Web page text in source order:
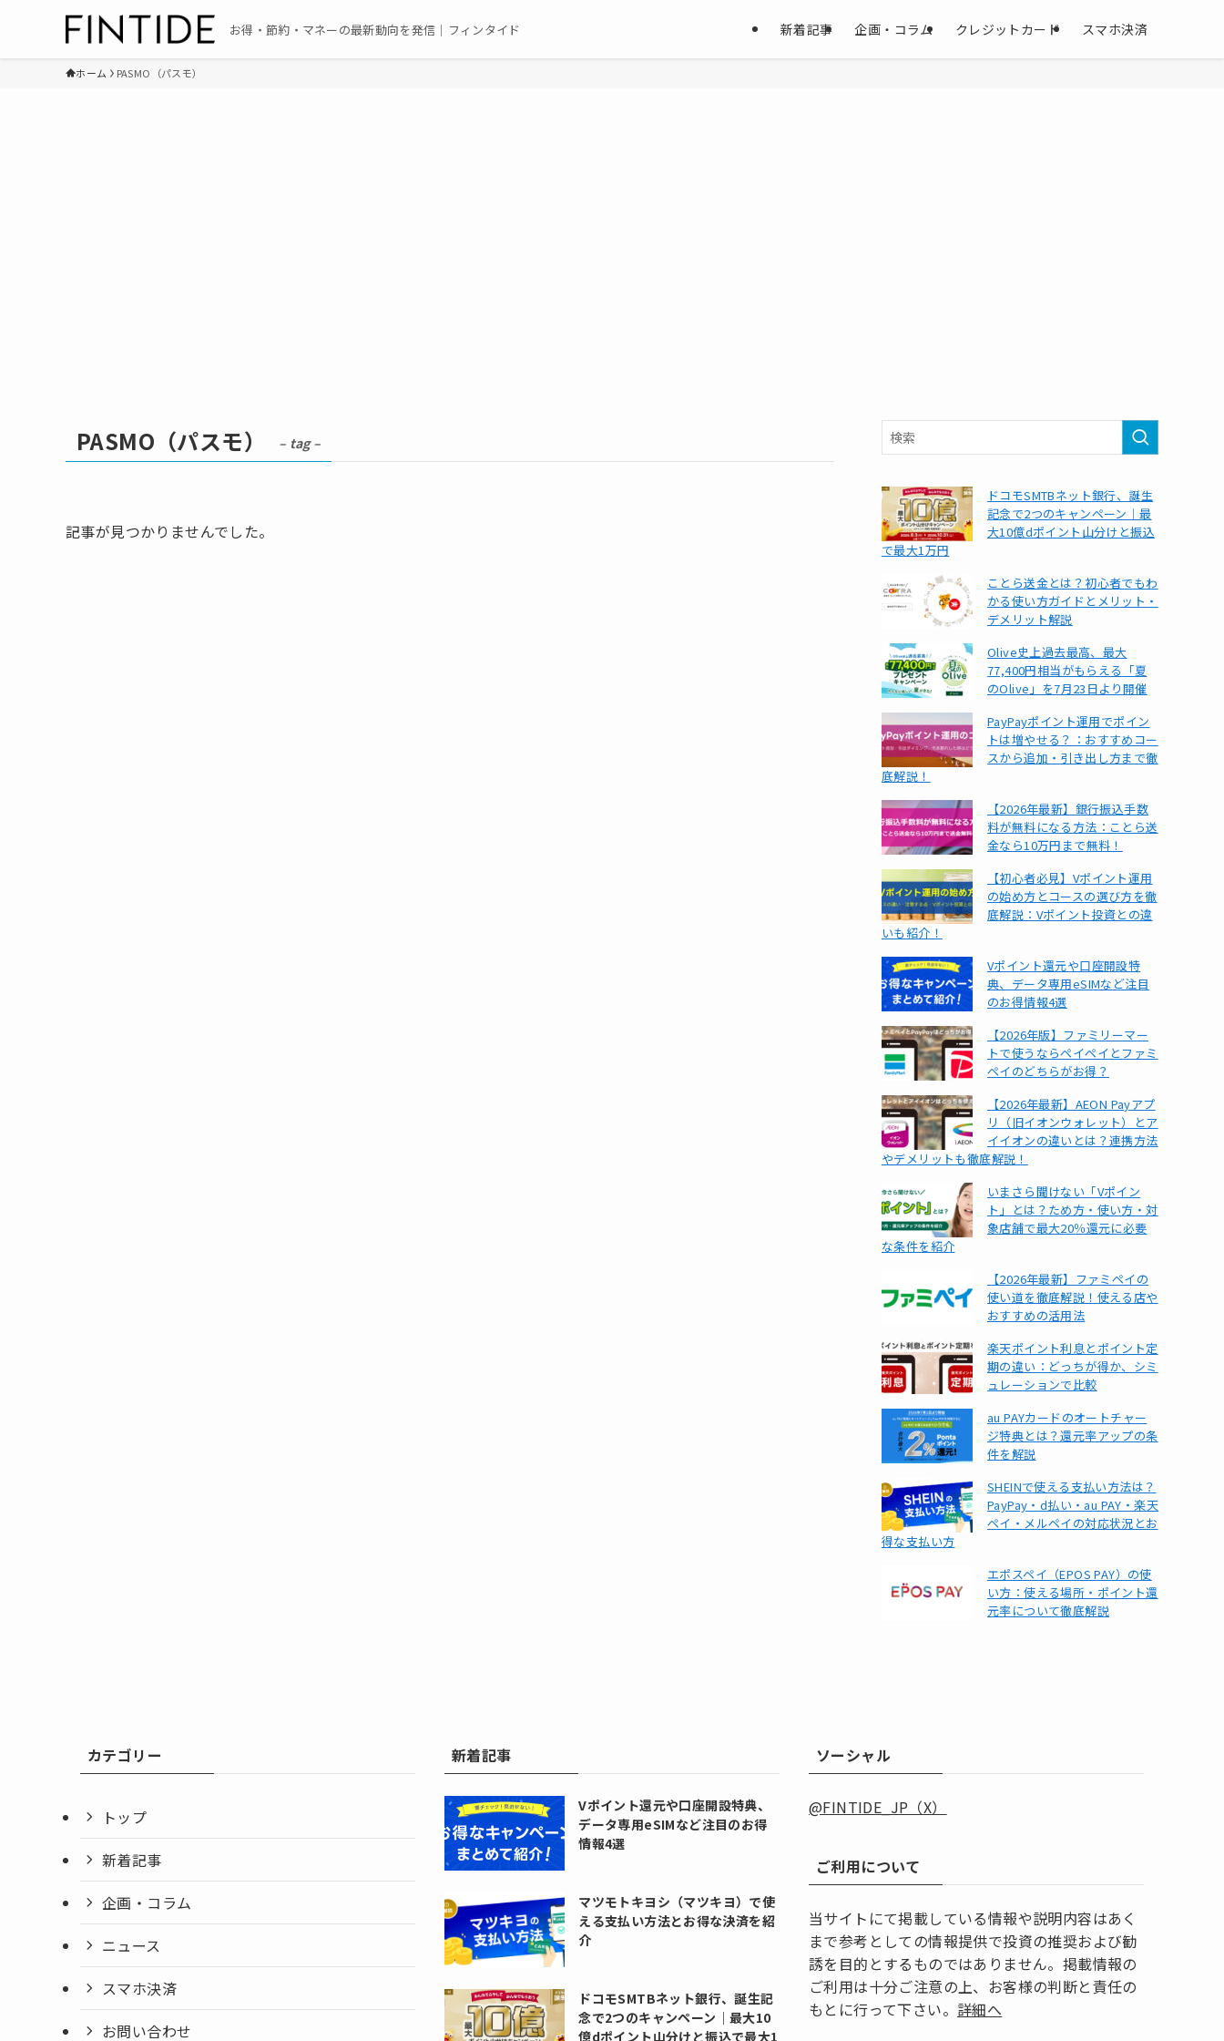
お得・節約・マネーの最新動向を発信｜フィンタイド 新着記事 企画・コラム クレジットカード スマホ決済
ホーム PASMO（パスモ）
PASMO（パスモ） – tag –
記事が見つかりませんでした。
ドコモSMTBネット銀行、誕生
記念で2つのキャンペーン｜最
大10億dポイント山分けと振込
で最大1万円
ことら送金とは？初心者でもわ
かる使い方ガイドとメリット・
デメリット解説
Olive史上過去最高、最大
77,400円相当がもらえる「夏
のOlive」を7月23日より開催
PayPayポイント運用でポイン
トは増やせる？：おすすめコー
スから追加・引き出し方まで徹
底解説！
【2026年最新】銀行振込手数
料が無料になる方法：ことら送
金なら10万円まで無料！
【初心者必見】Vポイント運用
の始め方とコースの選び方を徹
底解説：Vポイント投資との違
いも紹介！
Vポイント還元や口座開設特
典、データ専用eSIMなど注目
のお得情報4選
【2026年版】ファミリーマー
トで使うならペイペイとファミ
ペイのどちらがお得？
【2026年最新】AEON Payアプ
リ（旧イオンウォレット）とア
イイオンの違いとは？連携方法
やデメリットも徹底解説！
いまさら聞けない「Vポイン
ト」とは？ため方・使い方・対
象店舗で最大20％還元に必要
な条件を紹介
【2026年最新】ファミペイの
使い道を徹底解説！使える店や
おすすめの活用法
楽天ポイント利息とポイント定
期の違い：どっちが得か、シミ
ュレーションで比較
au PAYカードのオートチャー
ジ特典とは？還元率アップの条
件を解説
SHEINで使える支払い方法は？
PayPay・d払い・au PAY・楽天
ペイ・メルペイの対応状況とお
得な支払い方
エポスペイ（EPOS PAY）の使
い方：使える場所・ポイント還
元率について徹底解説
カテゴリー
トップ
新着記事
企画・コラム
ニュース
スマホ決済
お問い合わせ
新着記事
Vポイント還元や口座開設特典、
データ専用eSIMなど注目のお得
情報4選
マツモトキヨシ（マツキヨ）で使
える支払い方法とお得な決済を紹
介
ドコモSMTBネット銀行、誕生記
念で2つのキャンペーン｜最大10
億dポイント山分けと振込で最大1
ソーシャル
@FINTIDE_JP（X）
ご利用について
当サイトにて掲載している情報や説明内容はあく
まで参考としての情報提供で投資の推奨および勧
誘を目的とするものではありません。掲載情報の
ご利用は十分ご注意の上、お客様の判断と責任の
もとに行って下さい。 詳細へ